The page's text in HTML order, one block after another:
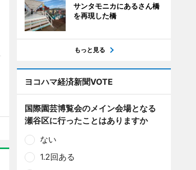
サンタモニカにあるさん橋
を再現した橋
もっと見る
ヨコハマ経済新聞VOTE
国際園芸博覧会のメイン会場となる
瀬谷区に行ったことはありますか
ない
1.2回ある